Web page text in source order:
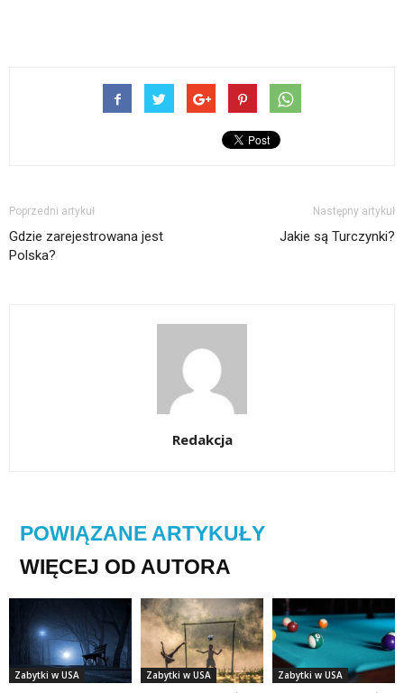
Poprzedni artykuł
Gdzie zarejestrowana jest
Polska?
Następny artykuł
Jakie są Turczynki?
Redakcja
POWIĄZANE ARTYKUŁY
WIĘCEJ OD AUTORA
Zabytki w USA Zabytki w USA Zabytki w USA